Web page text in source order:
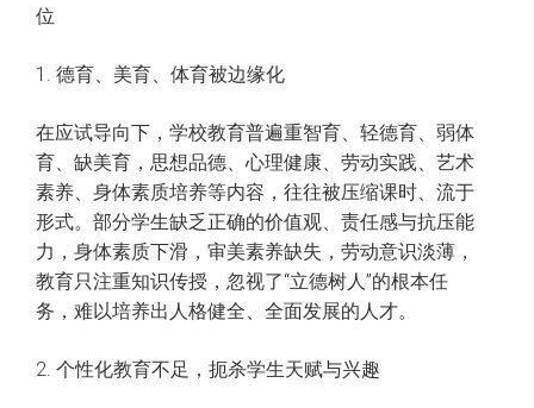
位
1. 德育、美育、体育被边缘化
在应试导向下，学校教育普遍重智育、轻德育、弱体
育、缺美育，思想品德、心理健康、劳动实践、艺术
素养、身体素质培养等内容，往往被压缩课时、流于
形式。部分学生缺乏正确的价值观、责任感与抗压能
力，身体素质下滑，审美素养缺失，劳动意识淡薄，
教育只注重知识传授，忽视了“立德树人”的根本任
务，难以培养出人格健全、全面发展的人才。
2. 个性化教育不足，扼杀学生天赋与兴趣